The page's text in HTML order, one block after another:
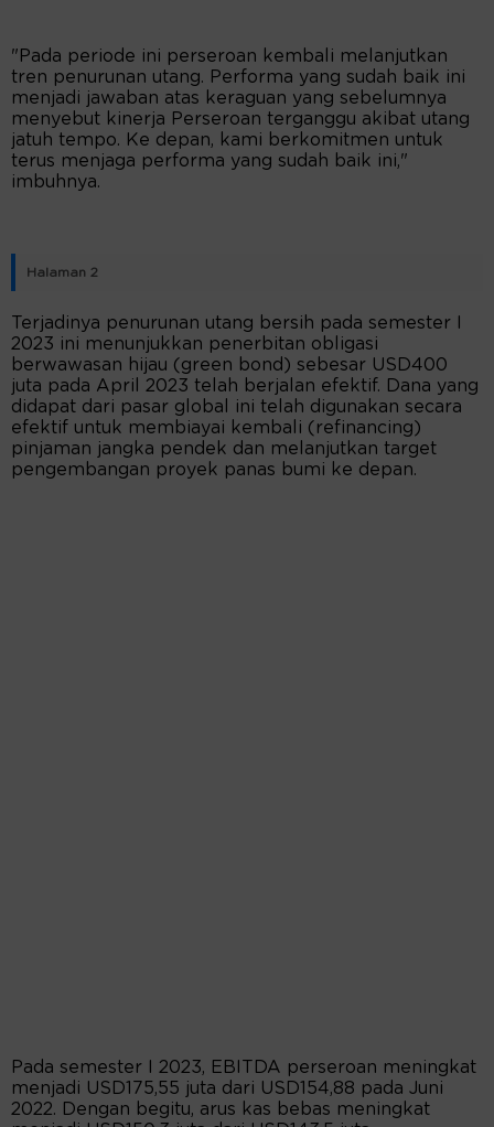
"Pada periode ini perseroan kembali melanjutkan
tren penurunan utang. Performa yang sudah baik ini
menjadi jawaban atas keraguan yang sebelumnya
menyebut kinerja Perseroan terganggu akibat utang
jatuh tempo. Ke depan, kami berkomitmen untuk
terus menjaga performa yang sudah baik ini,"
imbuhnya.
Halaman 2
Terjadinya penurunan utang bersih pada semester I
2023 ini menunjukkan penerbitan obligasi
berwawasan hijau (green bond) sebesar USD400
juta pada April 2023 telah berjalan efektif. Dana yang
didapat dari pasar global ini telah digunakan secara
efektif untuk membiayai kembali (refinancing)
pinjaman jangka pendek dan melanjutkan target
pengembangan proyek panas bumi ke depan.
Pada semester I 2023, EBITDA perseroan meningkat
menjadi USD175,55 juta dari USD154,88 pada Juni
2022. Dengan begitu, arus kas bebas meningkat